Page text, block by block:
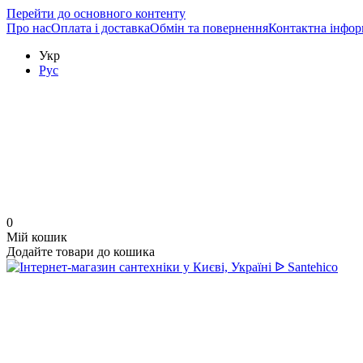
Перейти до основного контенту
Про насОплата і доставкаОбмін та поверненняКонтактна
Укр
Рус
0
Мій кошик
Додайте товари до кошика